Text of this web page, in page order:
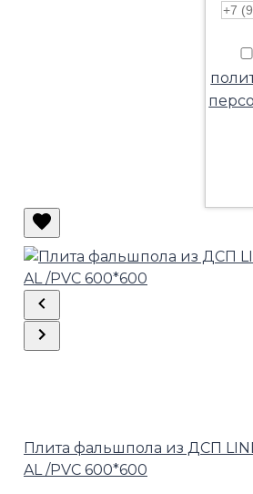
Плита фальшпола из ДСП
AL /PVC 600*600